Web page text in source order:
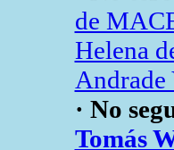
de
Helena
Andrade
· No
Tomás